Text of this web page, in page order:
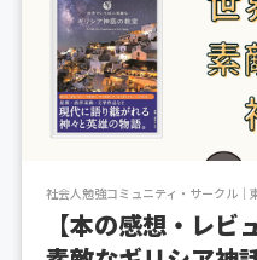
社会人勉強コミュニティ・サークル｜
【本の感想・レ